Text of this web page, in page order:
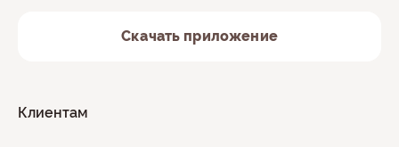
Клиентам
Скачать приложение